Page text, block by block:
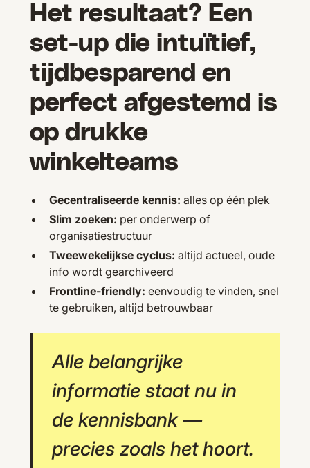
Het resultaat? Een
set-up die intuïtief,
tijdbesparend en
perfect afgestemd is
op drukke
winkelteams
Gecentraliseerde kennis: alles op één plek
Slim zoeken: per onderwerp of
organisatiestructuur
Tweewekelijkse cyclus: altijd actueel, oude
info wordt gearchiveerd
Frontline-friendly: eenvoudig te vinden, snel
te gebruiken, altijd betrouwbaar
Alle belangrijke
informatie staat nu in
de kennisbank —
precies zoals het hoort.